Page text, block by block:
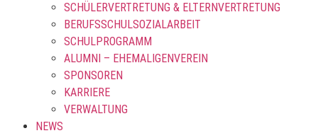
SCHÜLERVERTRETUNG & ELTERNVERTRETUNG
BERUFSSCHULSOZIALARBEIT
SCHULPROGRAMM
ALUMNI – EHEMALIGENVEREIN
SPONSOREN
KARRIERE
VERWALTUNG
NEWS